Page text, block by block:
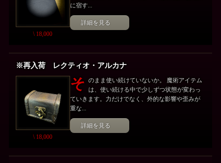
\ 18,000
に宿す...
詳細を見る
※再入荷 レクティオ・アルカナ
\ 18,000
そ のまま使い続けていないか。 魔術アイテム
は、使い続ける中で少しずつ状態が変わっ
ていきます。力だけでなく、外的な影響や歪みが
重な...
詳細を見る